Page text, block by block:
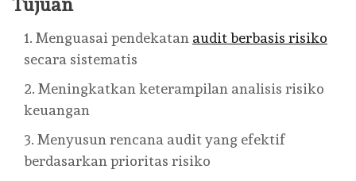
Menguasai pendekatan audit berbasis risiko
secara sistematis
Meningkatkan keterampilan analisis risiko
keuangan
Menyusun rencana audit yang efektif
berdasarkan prioritas risiko